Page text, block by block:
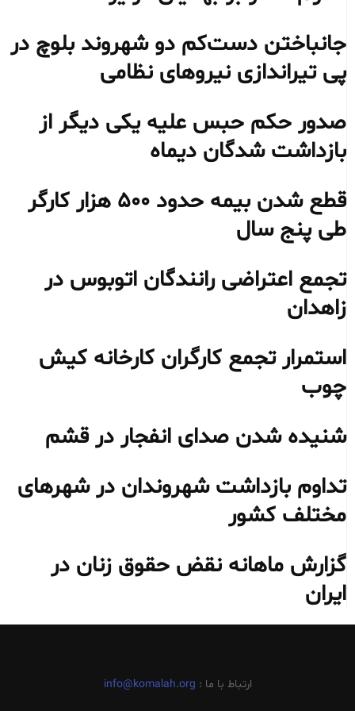
جانباختن دست‌کم دو شهروند بلوچ در
پی تیراندازی نیروهای نظامی
صدور حکم حبس علیه یکی دیگر از
بازداشت شدگان دیماه
قطع شدن بیمه حدود ۵۰۰ هزار کارگر
طی پنج سال
تجمع اعتراضی رانندگان اتوبوس در
زاهدان
استمرار تجمع کارگران کارخانه کیش
چوب
شنیده شدن صدای انفجار در قشم
تداوم بازداشت شهروندان در شهرهای
مختلف کشور
گزارش ماهانه نقض حقوق زنان در
ایران
ارتباط با ما : info@komalah.org